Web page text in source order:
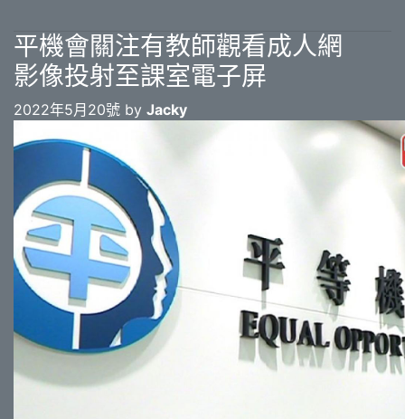
平機會關注有教師觀看成人網
影像投射至課室電子屏
2022年5月20號 by Jacky